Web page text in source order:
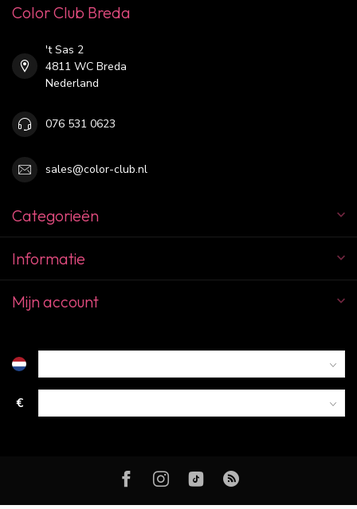
Color Club Breda
't Sas 2
4811 WC Breda
Nederland
076 531 0623
sales@color-club.nl
Categorieën
Informatie
Mijn account
€